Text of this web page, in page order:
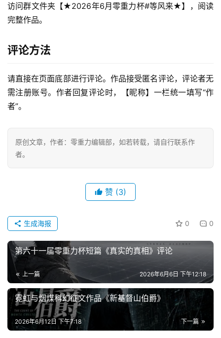
零
力
科
征
文
稿
文
章
讯
主
题
幻
小
说
库
注册
访问群文件夹【★2026年6月零重力杯#等风来★】，阅读
完整作品。
评论方法
请直接在页面底部进行评论。作品接受匿名评论，评论者无
需注册账号。作者回复评论时，【昵称】一栏统一填写“作
者”。
原创文章，作者：零重力编辑部，如若转载，请自行联系作
者。
赞 (3)
0 0
生成海报
第六十一届零重力杯短篇《真实的真相》评论
上一篇 2026年6月6日 下午12:18
霓虹与烟煤科幻征文作品《新基督山伯爵》
下一篇
2026年6月12日 下午7:18